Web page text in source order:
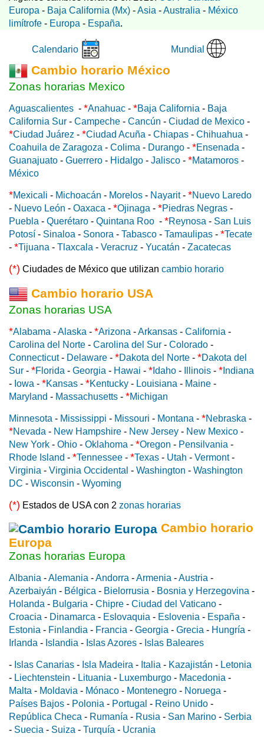
Europa - Baja California (Mx) -Asia -Australia - México
limítrofe - Europa - España.
Calendario Mundial
Cambio horario México
Zonas horarias Mexico
Aguascalientes - *Anahuac - *Baja California - Baja
California Sur - Campeche - Cancún - Ciudad de Mexico -
*Ciudad Juárez - *Ciudad Acuña - Chiapas - Chihuahua -
Coahuila de Zaragoza - Colima - Durango - *Ensenada -
Guanajuato - Guerrero - Hidalgo - Jalisco - *Matamoros -
México
*Mexicali - Michoacán - Morelos - Nayarit- *Nuevo Laredo
- Nuevo León - Oaxaca - *Ojinaga - *Piedras Negras -
Puebla - Querétaro - Quintana Roo - *Reynosa - San Luis
Potosí - Sinaloa - Sonora - Tabasco - Tamaulipas - *Tecate
- *Tijuana - Tlaxcala - Veracruz - Yucatán - Zacatecas
(*) Ciudades de México que utilizan cambio horario
Cambio horario USA
Zonas horarias USA
*Alabama -Alaska - *Arizona -Arkansas - California -
Carolina del Norte - Carolina del Sur - Colorado -
Connecticut- Delaware - *Dakota del Norte - *Dakota del
Sur - *Florida - Georgia - Hawai - * Idaho - Illinois - * Indiana
- Iowa - *Kansas - *Kentucky - Louisiana - Maine -
Maryland - Massachusetts - *Michigan
Minnesota - Mississippi - Missouri - Montana - *Nebraska -
*Nevada - New Hampshire - New Jersey - New Mexico -
New York - Ohio - Oklahoma - *Oregon - Pensilvania -
Rhode Island - *Tennessee - *Texas - Utah - Vermont-
Virginia - Virginia Occidental - Washington - Washington
DC - Wisconsin - Wyoming
(*) Estados de USA con 2 zonas horarias
Cambio horario
Europa
Zonas horarias Europa
Albania -Alemania -Andorra -Armenia -Austria -
Azerbaiyán - Bélgica - Bielorrusia - Bosnia y Herzegovina -
Holanda - Bulgaria - Chipre - Ciudad del Vaticano -
Croacia - Dinamarca - Eslovaquia - Eslovenia - España -
Estonia - Finlandia - Francia - Georgia - Grecia - Hungría -
Irlanda - Islandia - Islas Azores - Islas Baleares
- Islas Canarias - Isla Madeira - Italia - Kazajistán - Letonia
- Liechtenstein - Lituania - Luxemburgo - Macedonia -
Malta - Moldavia - Mónaco - Montenegro - Noruega -
Países Bajos - Polonia - Portugal - Reino Unido -
República Checa - Rumanía - Rusia - San Marino - Serbia
- Suecia - Suiza - Turquía - Ucrania